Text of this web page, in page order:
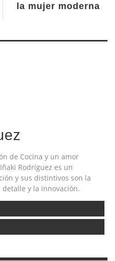
la mujer moderna
de Cocina y un amor
Rodríguez es un
y sus distintivos son la
y la innovación.